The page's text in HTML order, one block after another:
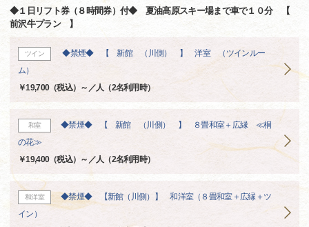
◆１日リフト券（８時間券）付◆ 夏油高原スキー場まで車で１０分 【
前沢牛プラン 】
ツイン
◆禁煙◆ 【 新館 （川側） 】 洋室 （ツインルー
ム）
￥19,700（税込）～／人（2名利用時）
和室
◆禁煙◆ 【 新館 （川側） 】 ８畳和室＋広縁 ≪桐
の花≫
￥19,400（税込）～／人（2名利用時）
和洋室
◆禁煙◆ 【新館（川側）】 和洋室（８畳和室＋広縁＋ツ
イン）